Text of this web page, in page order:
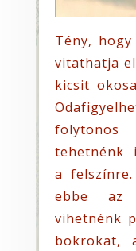
Tény,
vitathatja
kicsit
tehetnénk
a felszínre.
ebbe az
vihetnénk
bokrokat,